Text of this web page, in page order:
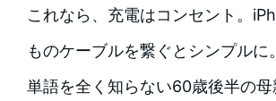
これなら、充電はコンセント。
ものケーブルを繋ぐとシンプルに
単語を全く知らない60歳後半の